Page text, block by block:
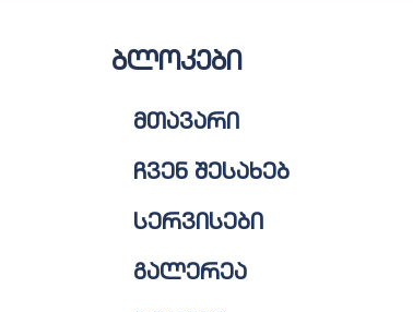
ბლოკები
მთავარი
ჩვენ შესახებ
სერვისები
გალერეა